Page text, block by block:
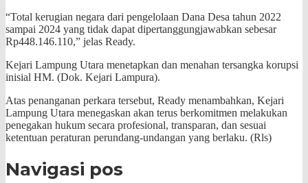
“Total kerugian negara dari pengelolaan Dana Desa tahun 2022
sampai 2024 yang tidak dapat dipertanggungjawabkan sebesar
Rp448.146.110,” jelas Ready.
Kejari Lampung Utara menetapkan dan menahan tersangka korupsi
inisial HM. (Dok. Kejari Lampura).
Atas penanganan perkara tersebut, Ready menambahkan, Kejari
Lampung Utara menegaskan akan terus berkomitmen melakukan
penegakan hukum secara profesional, transparan, dan sesuai
ketentuan peraturan perundang-undangan yang berlaku. (Rls)
Navigasi pos